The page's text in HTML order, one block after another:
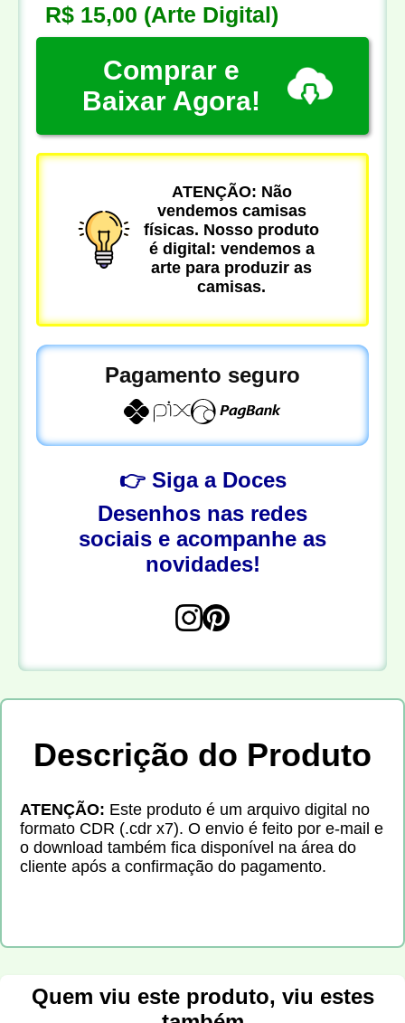
R$ 15,00 (Arte Digital)
Comprar e
Baixar Agora!
ATENÇÃO: Não
vendemos camisas
físicas. Nosso produto
é digital: vendemos a
arte para produzir as
camisas.
Pagamento seguro
👉 Siga a Doces
Desenhos nas redes
sociais e acompanhe as
novidades!
Descrição do Produto
ATENÇÃO: Este produto é um arquivo digital no
formato CDR (.cdr x7). O envio é feito por e-mail e
o download também fica disponível na área do
cliente após a confirmação do pagamento.
Quem viu este produto, viu estes